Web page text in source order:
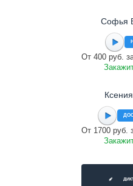
Софья
От 400 руб.
От 1700 руб.